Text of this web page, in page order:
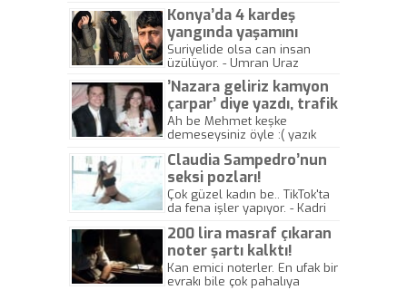
Konya’da 4 kardeş
yangında yaşamını
yitirdi
Suriyelide olsa can insan
üzülüyor. - Umran Uraz
’Nazara geliriz kamyon
çarpar’ diye yazdı, trafik
kazasında öldü!
Ah be Mehmet keşke
demeseysiniz öyle :( yazık
Claudia Sampedro’nun
seksi pozları!
Çok güzel kadın be.. TikTok'ta
da fena işler yapıyor. - Kadri
200 lira masraf çıkaran
noter şartı kalktı!
Kan emici noterler. En ufak bir
evrakı bile çok pahalıya